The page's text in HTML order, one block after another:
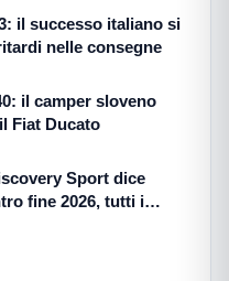
il successo italiano si
nelle consegne
il camper sloveno
Fiat Ducato
Sport dice
fine 2026, tutti i